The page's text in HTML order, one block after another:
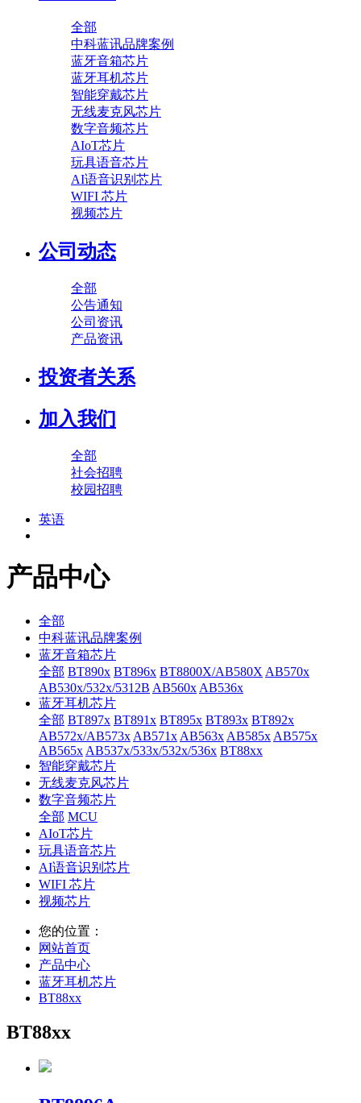
全部
中科蓝讯品牌案例
蓝牙音箱芯片
蓝牙耳机芯片
智能穿戴芯片
无线麦克风芯片
数字音频芯片
AIoT芯片
玩具语音芯片
AI语音识别芯片
WIFI 芯片
视频芯片
公司动态
全部
公告通知
公司资讯
产品资讯
投资者关系
加入我们
全部
社会招聘
校园招聘
英语
产品中心
全部
中科蓝讯品牌案例
蓝牙音箱芯片
全部 BT890x BT896x BT8800X/AB580X AB570x
AB530x/532x/5312B AB560x AB536x
蓝牙耳机芯片
全部 BT897x BT891x BT895x BT893x BT892x
AB572x/AB573x AB571x AB563x AB585x AB575x
AB565x AB537x/533x/532x/536x BT88xx
智能穿戴芯片
无线麦克风芯片
数字音频芯片
全部 MCU
AIoT芯片
玩具语音芯片
AI语音识别芯片
WIFI 芯片
视频芯片
您的位置：
网站首页
产品中心
蓝牙耳机芯片
BT88xx
BT88xx